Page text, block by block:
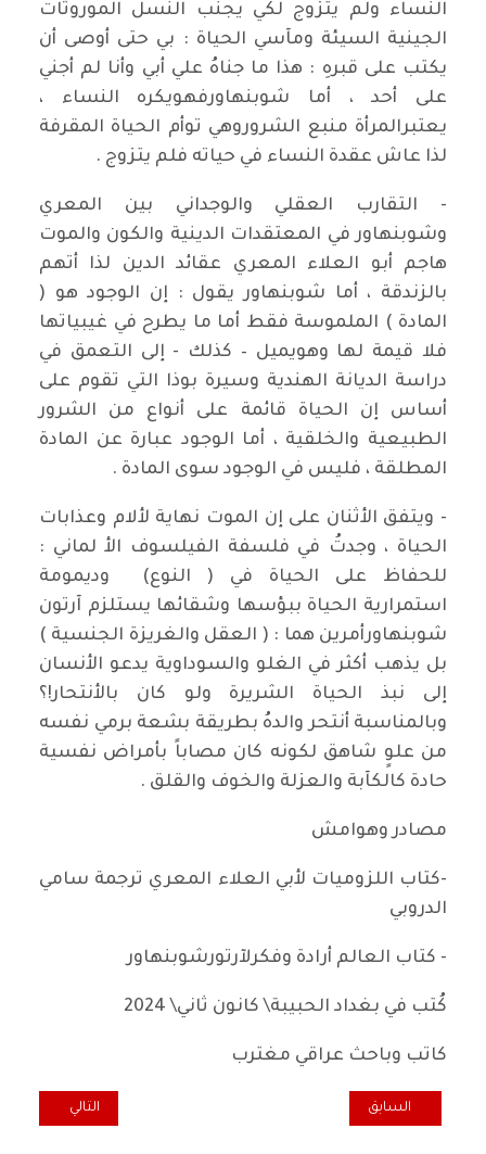
النساء ولم يتزوج لكي يجنب النسل الموروثات
الجينية السيئة ومآسي الحياة : بي حتى أوصى أن
يكتب على قبرهِ : هذا ما جناهُ علي أبي وأنا لم أجني
على أحد ، أما شوبنهاورفهويكره النساء ،
يعتبرالمرأة منبع الشروروهي توأم الحياة المقرفة
لذا عاش عقدة النساء في حياته فلم يتزوج .
- التقارب العقلي والوجداني بين المعري
وشوبنهاور في المعتقدات الدينية والكون والموت
هاجم أبو العلاء المعري عقائد الدين لذا أتهم
بالزندقة ، أما شوبنهاور يقول : إن الوجود هو (
المادة ) الملموسة فقط أما ما يطرح في غيبياتها
فلا قيمة لها وهويميل – كذلك - إلى التعمق في
دراسة الديانة الهندية وسيرة بوذا التي تقوم على
أساس إن الحياة قائمة على أنواع من الشرور
الطبيعية والخلقية ، أما الوجود عبارة عن المادة
المطلقة ، فليس في الوجود سوى المادة .
- ويتفق الأثنان على إن الموت نهاية لألام وعذابات
الحياة ، وجدتُ في فلسفة الفيلسوف الأ لماني :
للحفاظ على الحياة في ( النوع) وديمومة
استمرارية الحياة ببؤسها وشقائها يستلزم آرتون
شوبنهاورأمرين هما : ( العقل والغريزة الجنسية )
بل يذهب أكثر في الغلو والسوداوية يدعو الأنسان
إلى نبذ الحياة الشريرة ولو كان بالأنتحار!؟
وبالمناسبة أنتحر والدهُ بطريقة بشعة برمي نفسه
من علوٍ شاهق لكونه كان مصاباً بأمراض نفسية
حادة كالكآبة والعزلة والخوف والقلق .
مصادر وهوامش
-كتاب اللزوميات لأبي العلاء المعري ترجمة سامي
الدروبي
- كتاب العالم أرادة وفكرلآرتورشوبنهاور
كُتب في بغداد الحبيبة\ كانون ثاني\ 2024
كاتب وباحث عراقي مغترب
المقال السابق: الأزمات الاقتصادية العالمية كَشَفَت لنا مستقبل
السابق المقال التالي:
التالي